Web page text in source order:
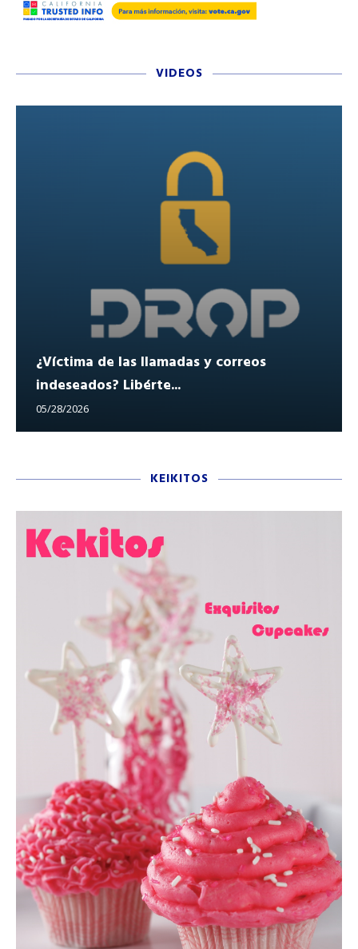
VIDEOS
¿Víctima de las llamadas y correos
indeseados? Libérte...
05/28/2026
KEIKITOS